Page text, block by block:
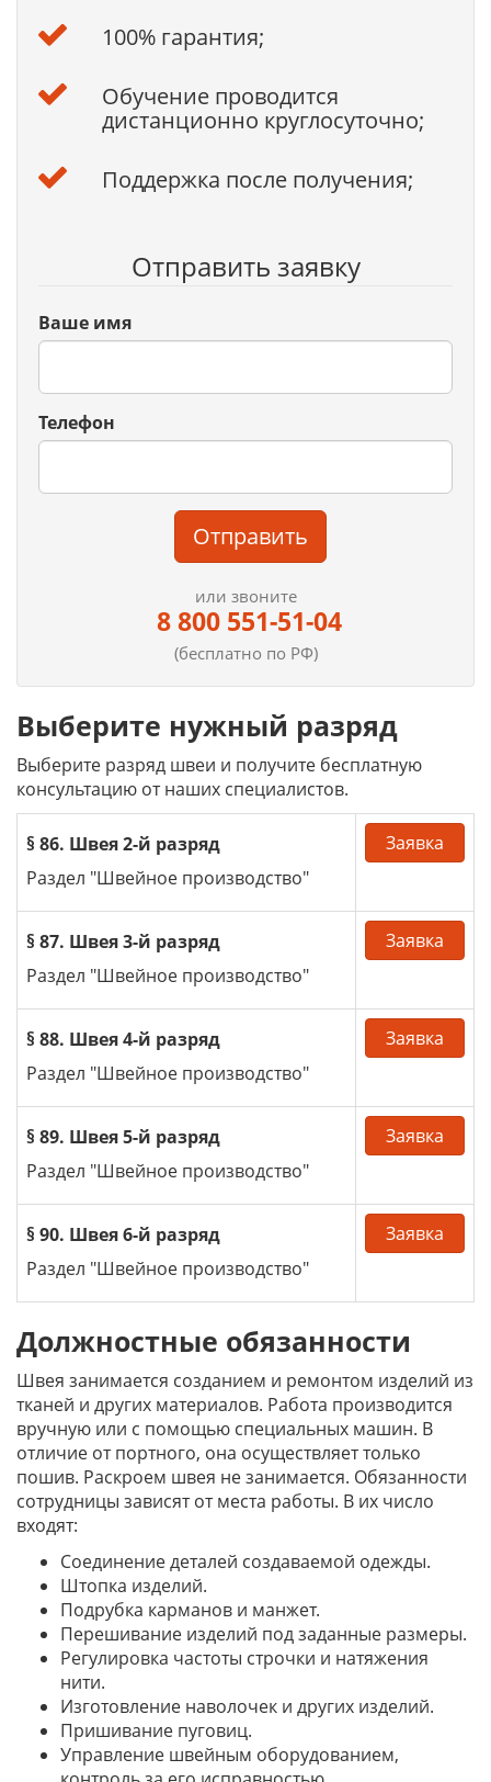
100% гарантия;
Обучение проводится
дистанционно круглосуточно;
Поддержка после получения;
Отправить заявку
Ваше имя
Телефон
Отправить
или звоните
8 800 551-51-04
(бесплатно по РФ)
Выберите нужный разряд
Выберите разряд швеи и получите бесплатную
консультацию от наших специалистов.
§ 86. Швея 2-й разряд
Раздел "Швейное производство"
Заявка
§ 87. Швея 3-й разряд
Раздел "Швейное производство"
Заявка
§ 88. Швея 4-й разряд
Раздел "Швейное производство"
Заявка
§ 89. Швея 5-й разряд
Раздел "Швейное производство"
Заявка
§ 90. Швея 6-й разряд
Раздел "Швейное производство"
Заявка
Должностные обязанности
Швея занимается созданием и ремонтом изделий из
тканей и других материалов. Работа производится
вручную или с помощью специальных машин. В
отличие от портного, она осуществляет только
пошив. Раскроем швея не занимается. Обязанности
сотрудницы зависят от места работы. В их число
входят:
Соединение деталей создаваемой одежды.
Штопка изделий.
Подрубка карманов и манжет.
Перешивание изделий под заданные размеры.
Регулировка частоты строчки и натяжения
нити.
Изготовление наволочек и других изделий.
Пришивание пуговиц.
Управление швейным оборудованием,